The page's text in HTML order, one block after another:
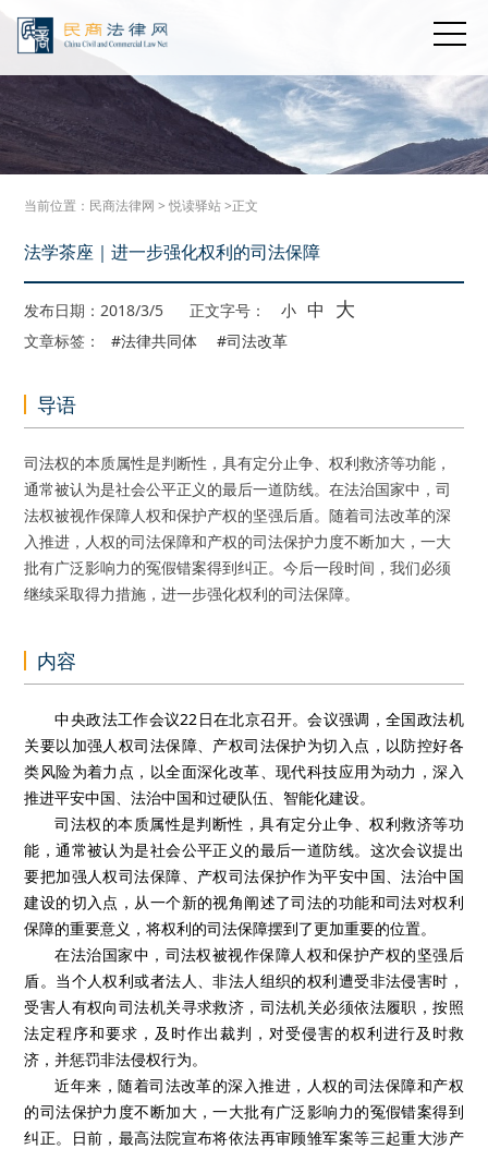
当前位置： 民商法律网 >悦读驿站>正文
法学茶座｜进一步强化权利的司法保障
发布日期：2018/3/5 正文字号： 小 中 大
文章标签： #法律共同体 #司法改革
导语
司法权的本质属性是判断性，具有定分止争、权利救济等功能，
通常被认为是社会公平正义的最后一道防线。在法治国家中，司
法权被视作保障人权和保护产权的坚强后盾。随着司法改革的深
入推进，人权的司法保障和产权的司法保护力度不断加大，一大
批有广泛影响力的冤假错案得到纠正。今后一段时间，我们必须
继续采取得力措施，进一步强化权利的司法保障。
内容
中央政法工作会议22日在北京召开。会议强调，全国政法机
关要以加强人权司法保障、产权司法保护为切入点，以防控好各
类风险为着力点，以全面深化改革、现代科技应用为动力，深入
推进平安中国、法治中国和过硬队伍、智能化建设。
司法权的本质属性是判断性，具有定分止争、权利救济等功
能，通常被认为是社会公平正义的最后一道防线。这次会议提出
要把加强人权司法保障、产权司法保护作为平安中国、法治中国
建设的切入点，从一个新的视角阐述了司法的功能和司法对权利
保障的重要意义，将权利的司法保障摆到了更加重要的位置。
在法治国家中，司法权被视作保障人权和保护产权的坚强后
盾。当个人权利或者法人、非法人组织的权利遭受非法侵害时，
受害人有权向司法机关寻求救济，司法机关必须依法履职，按照
法定程序和要求，及时作出裁判，对受侵害的权利进行及时救
济，并惩罚非法侵权行为。
近年来，随着司法改革的深入推进，人权的司法保障和产权
的司法保护力度不断加大，一大批有广泛影响力的冤假错案得到
纠正。日前，最高法院宣布将依法再审顾雏军案等三起重大涉产